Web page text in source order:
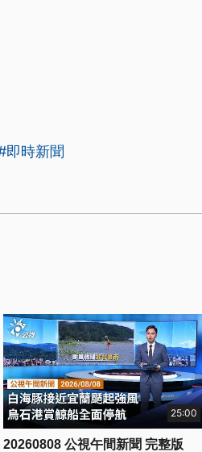
即時新聞
25:00
20260808 公視午間新聞 完整版